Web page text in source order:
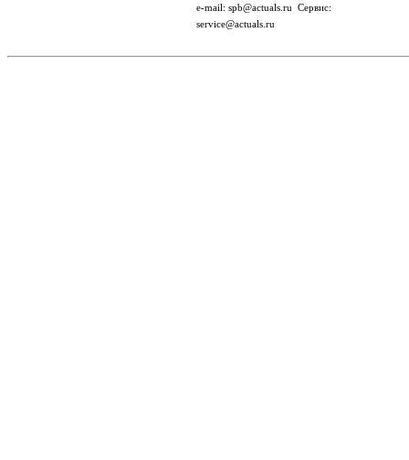
e-mail: spb@actuals.ru Сервис:
service@actuals.ru